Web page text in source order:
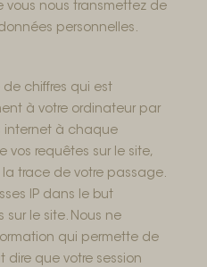
vous nous transmettez de
personnelles.
de chiffres qui est
à votre ordinateur par
internet à chaque
vos requêtes sur le site,
la trace de votre passage.
IP dans le but
le site. Nous ne
qui permette de
dire que votre session